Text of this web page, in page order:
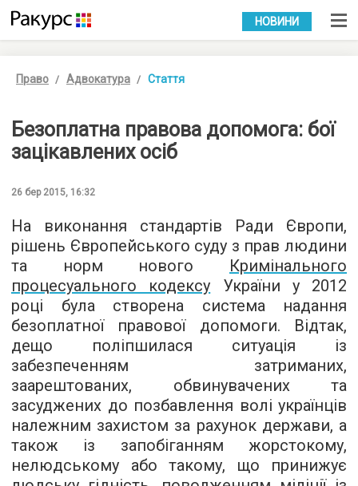
УКР РУС
НОВИНИ
Право Адвокатура Стаття
Безоплатна правова допомога: бої
зацікавлених осіб
26 бер 2015, 16:32
На виконання стандартів Ради Європи,
рішень Європейського суду з прав людини
та норм нового Кримінального
процесуального кодексу України у 2012
році була створена система надання
безоплатної правової допомоги. Відтак,
дещо поліпшилася ситуація із
забезпеченням затриманих,
заарештованих, обвинувачених та
засуджених до позбавлення волі українців
належним захистом за рахунок держави, а
також із запобіганням жорстокому,
нелюдському або такому, що принижує